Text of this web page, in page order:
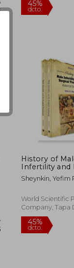
$ 295.18
$ 162.35
History of
Infertility and
Surgical
Historical
Sheynkin, Yefim
World Scientific
Company, Tapa
Nuevo